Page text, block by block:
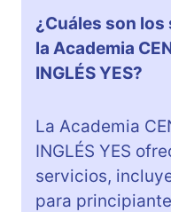
¿Cuáles son
la Academia
INGLÉS YES?
La Academia
INGLÉS YES
servicios,
para